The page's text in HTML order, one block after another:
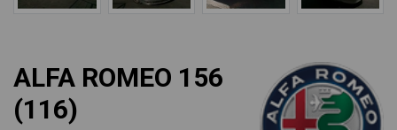
ALFA ROMEO 156
(116)